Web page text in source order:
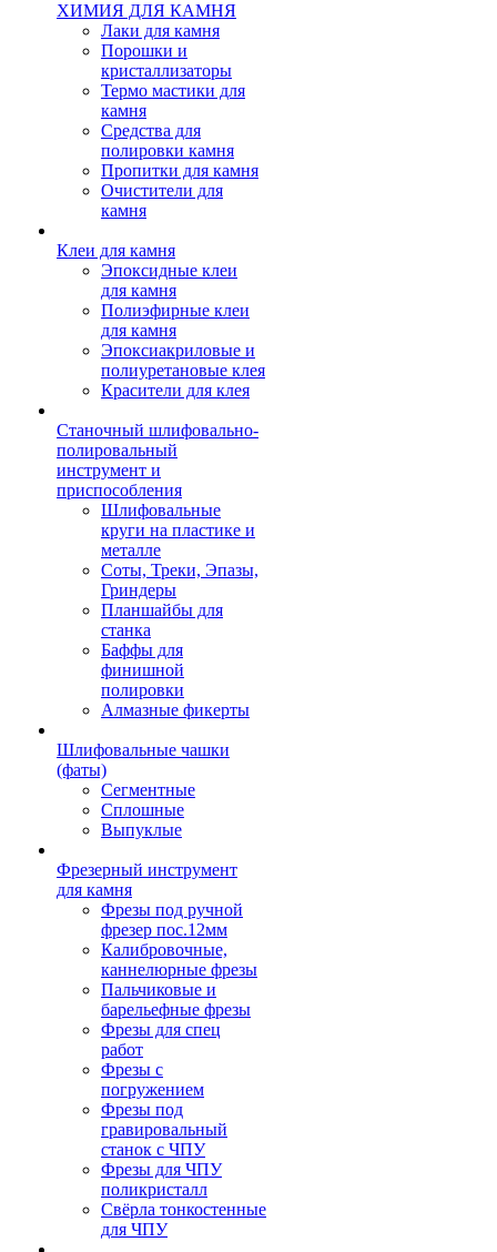
ХИМИЯ ДЛЯ КАМНЯ
Лаки для камня
Порошки и
кристаллизаторы
Термо мастики для
камня
Средства для
полировки камня
Пропитки для камня
Очистители для
камня
Клеи для камня
Эпоксидные клеи
для камня
Полиэфирные клеи
для камня
Эпоксиакриловые и
полиуретановые клея
Красители для клея
Станочный шлифовально-
полировальный
инструмент и
приспособления
Шлифовальные
круги на пластике и
металле
Соты, Треки, Эпазы,
Гриндеры
Планшайбы для
станка
Баффы для
финишной
полировки
Алмазные фикерты
Шлифовальные чашки
(фаты)
Сегментные
Сплошные
Выпуклые
Фрезерный инструмент
для камня
Фрезы под ручной
фрезер пос.12мм
Калибровочные,
каннелюрные фрезы
Пальчиковые и
барельефные фрезы
Фрезы для спец
работ
Фрезы с
погружением
Фрезы под
гравировальный
станок с ЧПУ
Фрезы для ЧПУ
поликристалл
Свёрла тонкостенные
для ЧПУ